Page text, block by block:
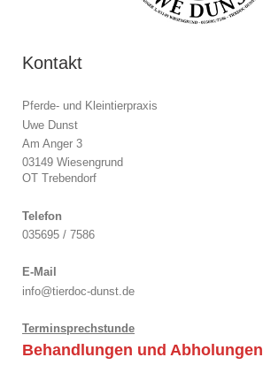
Kontakt
Pferde- und Kleintierpraxis
Uwe Dunst
Am Anger 3
03149 Wiesengrund
OT Trebendorf
Telefon
035695 / 7586
E-Mail
info@tierdoc-dunst.de
Terminsprechstunde
Behandlungen und Abholungen